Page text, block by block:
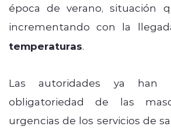
época de verano, situación
incrementando con la
temperaturas.
Las autoridades ya han
obligatoriedad de las
urgencias de los servicios de